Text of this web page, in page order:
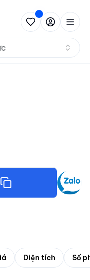
Diện tích Số